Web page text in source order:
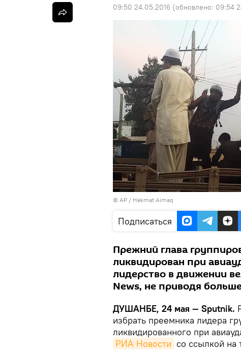
09:50 24.05.2016 (обновлено: 09:54
© AP / Hekmat Aimaq
Подписаться
Прежний глава
ликвидирован при
лидерство в движении
News, не приводя
ДУШАНБЕ, 24 мая — Sputnik.
избрать преемника лидера
ликвидированного при
РИА Новости со ссылкой на